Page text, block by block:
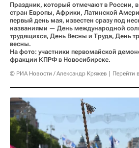
Праздник, который отмечают в России,
стран Европы, Африки, Латинской
первый день мая, известен сразу под
названиями — День международной
трудящихся, День Весны и Труда, День
весны.
На фото: участники первомайской
фракции КПРФ в Новосибирске.
© РИА Новости / Александр Кряжев Перейти